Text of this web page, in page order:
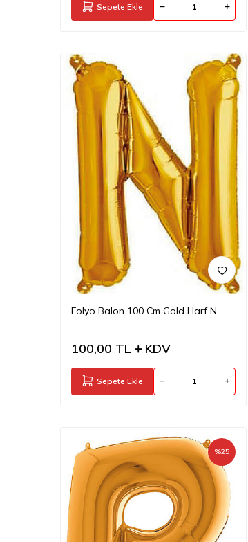
Sepete Ekle
Folyo Balon 100 Cm Gold Harf N
100,00 TL KDV
Sepete Ekle
%25